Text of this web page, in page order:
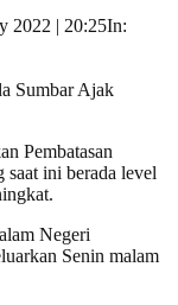
2022 | 20:25In:
Pembatasan
ini berada level
Negeri
Senin malam